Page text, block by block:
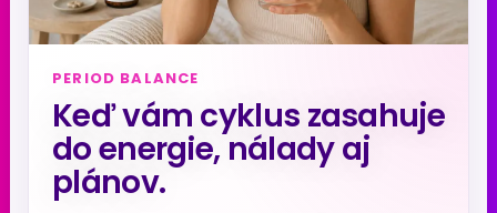
PERIOD BALANCE
Keď vám cyklus zasahuje
do energie, nálady aj
plánov.